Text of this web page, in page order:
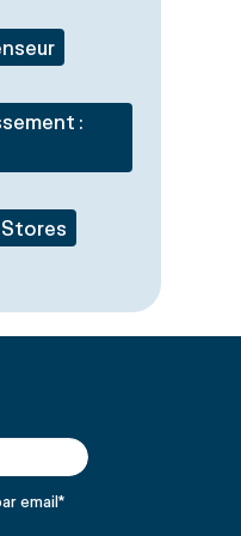
:
Stores
email*